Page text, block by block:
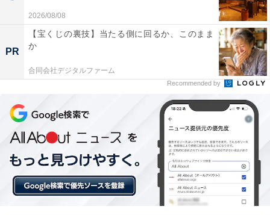
【おすすめ記事】
・
禁断の「揚げ物×揚げ物」バーガー！ ケンタッキーが強
烈に食欲を刺激する新バーガーを数量限定発売
・
ガストの人気メニュー4品が税込399円！ 年末限定の「サ
ンキューフェア」を開催
・
ロッテリアが「コウペンちゃん」とのコラボ福袋を販
売！ 12月27日から数量限定
2026/08/08
PR
【宝くじの裏技】当たる側に回るか、このまま
か
合同会社デジタルファーム
Recommended by